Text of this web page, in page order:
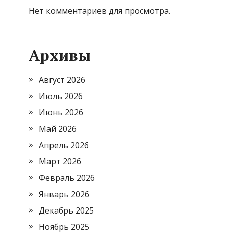
Нет комментариев для просмотра.
Архивы
Август 2026
Июль 2026
Июнь 2026
Май 2026
Апрель 2026
Март 2026
Февраль 2026
Январь 2026
Декабрь 2025
Ноябрь 2025